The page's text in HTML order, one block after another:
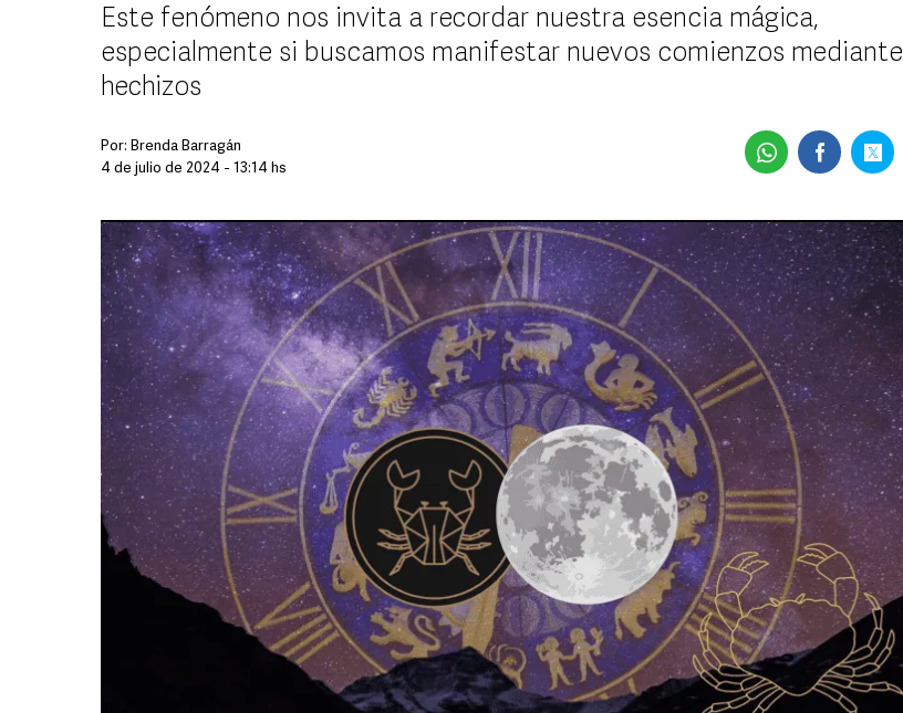
Este fenómeno nos invita a recordar nuestra esencia mágica,
especialmente si buscamos manifestar nuevos comienzos mediante
hechizos
Por: Brenda Barragán
4 de julio de 2024 - 13:14 hs